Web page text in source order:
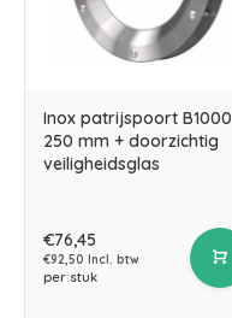
Inox patrijspoort B1000
250 mm + doorzichtig
veiligheidsglas
€76,45
€92,50 Incl. btw
per stuk